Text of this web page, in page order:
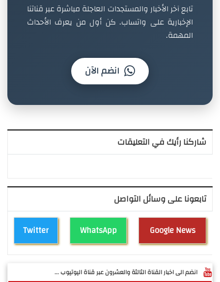
تابع آخر الأخبار والمستجدات العاجلة مباشرة عبر قناتنا
الإخبارية على واتساب. كن أول من يعرف الأحداث
المهمة.
انضم الآن
شاركنا رأيك في التعليقات
تابعونا على وسائل التواصل
Twitter WhatsApp Google News
انضم الى اخبار القناة الثالثة والعشرون عبر قناة اليوتيوب ...